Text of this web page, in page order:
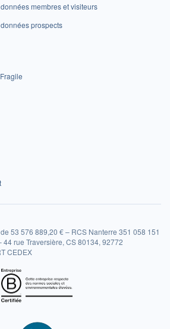
membres et visiteurs
prospects
53 576 889,20 € – RCS Nanterre 351 058 151
44 rue Traversière, CS 80134, 92772
CEDEX